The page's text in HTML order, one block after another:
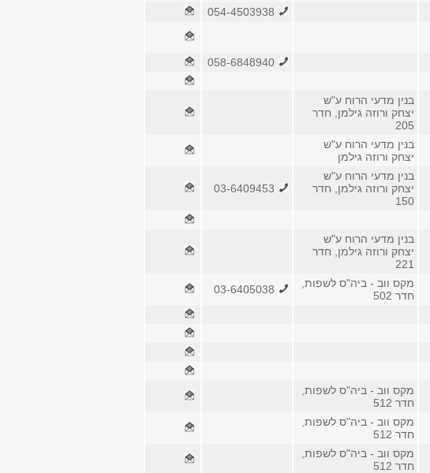
בנין מדעי הרוח ע"ש
יצחק ורוזה גילמן, חדר
205
בנין מדעי הרוח ע"ש
יצחק ורוזה גילמן
בנין מדעי הרוח ע"ש
יצחק ורוזה גילמן, חדר
150
בנין מדעי הרוח ע"ש
יצחק ורוזה גילמן, חדר
221
מקס ווב - ביה"ס לשפות,
חדר 502
מקס ווב - ביה"ס לשפות,
חדר 512
מקס ווב - ביה"ס לשפות,
חדר 512
מקס ווב - ביה"ס לשפות,
חדר 512